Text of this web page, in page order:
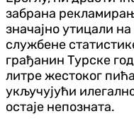
забрана
значајно утицали
службене
грађанин Турске
литре жестоког
укључујући
остаје непозната.